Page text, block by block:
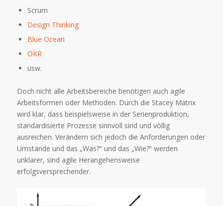
Scrum
Design Thinking
Blue Ocean
OKR
usw.
Doch nicht alle Arbeitsbereiche benötigen auch agile
Arbeitsformen oder Methoden. Durch die Stacey Matrix
wird klar, dass beispielsweise in der Serienproduktion,
standardisierte Prozesse sinnvoll sind und völlig
ausreichen. Verändern sich jedoch die Anforderungen oder
Umstände und das „Was?“ und das „Wie?“ werden
unklarer, sind agile Herangehensweise
erfolgsversprechender.